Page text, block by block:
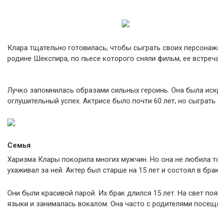
Клара тщательно готовилась, чтобы сыграть своих
родине Шекспира, по пьесе которого сняли фильм, ее
Лучко запомнилась образами сильных героинь. Она была
оглушительный успех. Актрисе было почти 60 лет, но
Семья
Харизма Клары покорила многих мужчин. Но она не любила
ухаживал за ней. Актер был старше на 15 лет и состоял в
Они были красивой парой. Их брак длился 15 лет. На свет
языки и занималась вокалом. Она часто с родителями